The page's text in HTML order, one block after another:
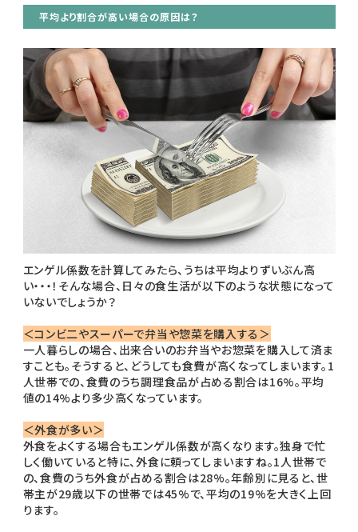
平均より割合が高い場合の原因は？
エンゲル係数を計算してみたら、うちは平均よりずいぶん高
い・・・！そんな場合、日々の食生活が以下のような状態になって
いないでしょうか？
＜コンビ二やスーパーで弁当や惣菜を購入する＞
一人暮らしの場合、出来合いのお弁当やお惣菜を購入して済ま
すことも。そうすると、どうしても食費が高くなってしまいます。1
人世帯での、食費のうち調理食品が占める割合は16%。平均
値の14%より多少高くなっています。
＜外食が多い＞
外食をよくする場合もエンゲル係数が高くなります。独身で忙
しく働いていると特に、外食に頼ってしまいますね。1人世帯で
の、食費のうち外食が占める割合は28%。年齢別に見ると、世
帯主が29歳以下の世帯では45%で、平均の19%を大きく上回
ります。